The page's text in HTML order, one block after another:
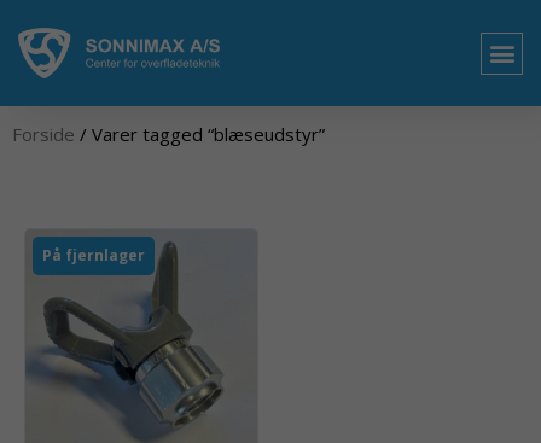
indholdet
Forside / Varer tagged “blæseudstyr”
På fjernlager